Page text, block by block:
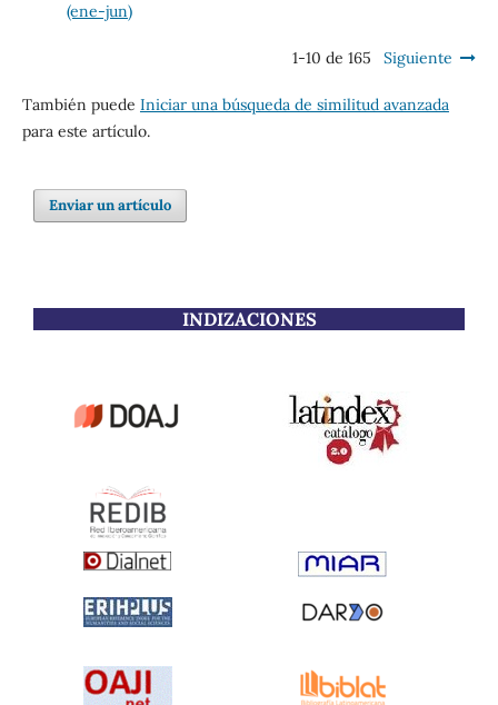
(ene-jun)
1-10 de 165 Siguiente
También puede Iniciar una búsqueda de similitud avanzada
para este artículo.
Enviar un artículo
INDIZACIONES